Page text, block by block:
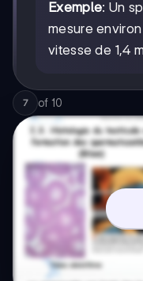
Exemple: Un
mesure
vitesse de 1,4
7 of 10